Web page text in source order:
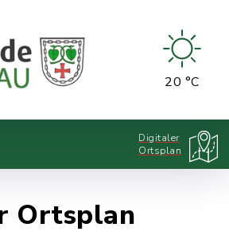
20 °C
Digitaler
Ortsplan
Ortsplan